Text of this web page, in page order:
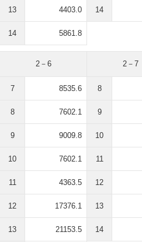
13 4403.0
14 5861.8
14
2－6
7 8535.6
8 7602.1
9 9009.8
10 7602.1
11 4363.5
12 17376.1
13 21153.5
2－7
8
9
10
11
12
13
14